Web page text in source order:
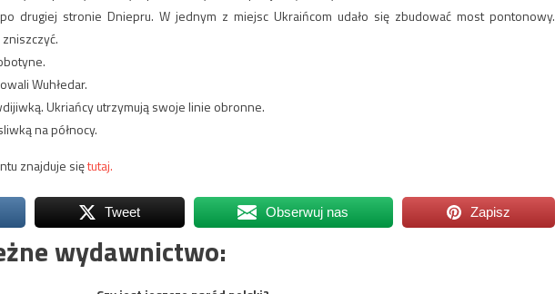
drugiej stronie Dniepru. W jednym z miejsc Ukraińcom udało się zbudować most pontonowy.
Wuhłedar.
Ukriańcy utrzymują swoje linie obronne.
na północy.
znajduje siętutaj.
Tweet Obserwuj nas Zapisz
wydawnictwo: